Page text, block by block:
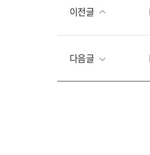
이전글
다음글